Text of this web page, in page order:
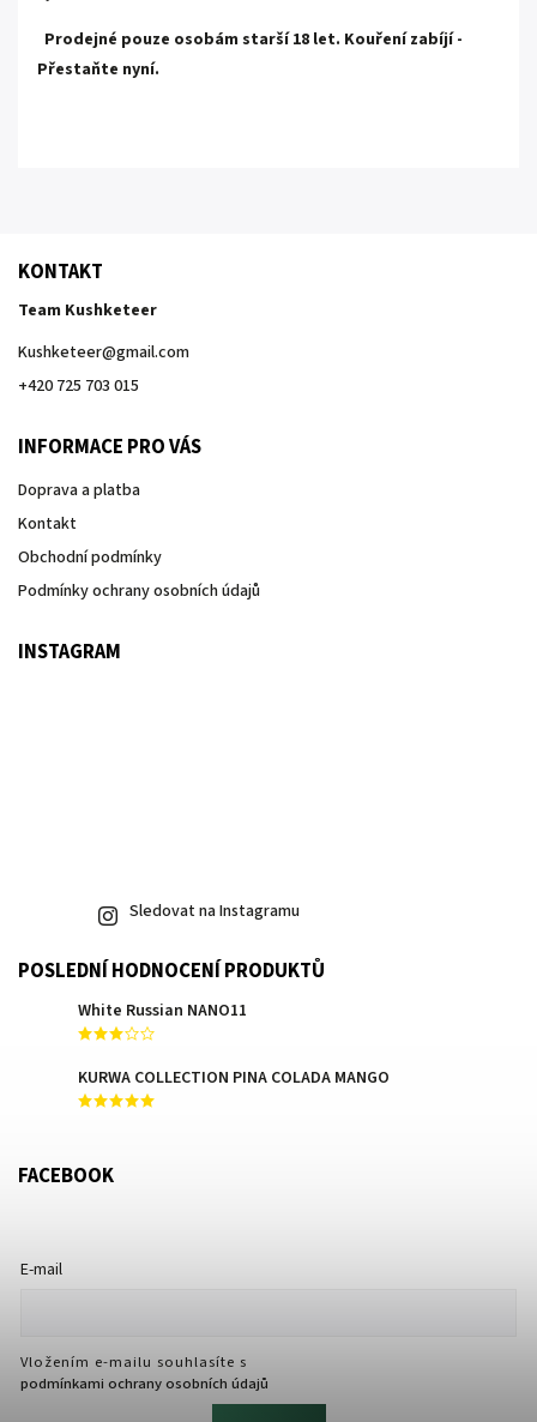
Prodejné pouze osobám starší 18 let. Kouření zabíjí -
Přestaňte nyní.
KONTAKT
Team Kushketeer
Kushketeer@gmail.com
+420 725 703 015
INFORMACE PRO VÁS
Doprava a platba
Kontakt
Obchodní podmínky
Podmínky ochrany osobních údajů
INSTAGRAM
Sledovat na Instagramu
POSLEDNÍ HODNOCENÍ PRODUKTŮ
White Russian NANO11
KURWA COLLECTION PINA COLADA MANGO
FACEBOOK
E-mail
Vložením e-mailu souhlasíte s
podmínkami ochrany osobních údajů